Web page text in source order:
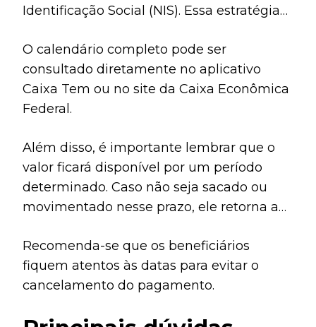
Identificação Social (NIS). Essa estratégia
organizada, evitando aglomerações e
garantindo que cada beneficiário consiga
acessar o valor sem dificuldades.
O calendário completo pode ser
consultado diretamente no aplicativo
Caixa Tem ou no site da Caixa Econômica
Federal.
Além disso, é importante lembrar que o
valor ficará disponível por um período
determinado. Caso não seja sacado ou
movimentado nesse prazo, ele retorna aos
Recomenda-se que os beneficiários
fiquem atentos às datas para evitar o
cancelamento do pagamento.